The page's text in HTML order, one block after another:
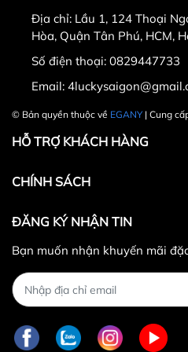
Lưu ý:
ngày nhận hàng.
Thời gian được tính từ
Sản phẩm chưa qua sử
nguyên tem mác, hộp /
(nếu có).
Sản phẩm được chọn
Không hoàn lại tiền thừa
phẩm đổi.
Địa chỉ: Lầu 1, 124 Thoại
Hòa, Quận Tân Phú, HCM,
Số điện thoại: 0829447733
Email:
© Bản quyền thuộc về EGANY| Cung
HỖ TRỢ KHÁCH HÀNG
CHÍNH SÁCH
ĐĂNG KÝ NHẬN TIN
Bạn muốn nhận khuyến mãi